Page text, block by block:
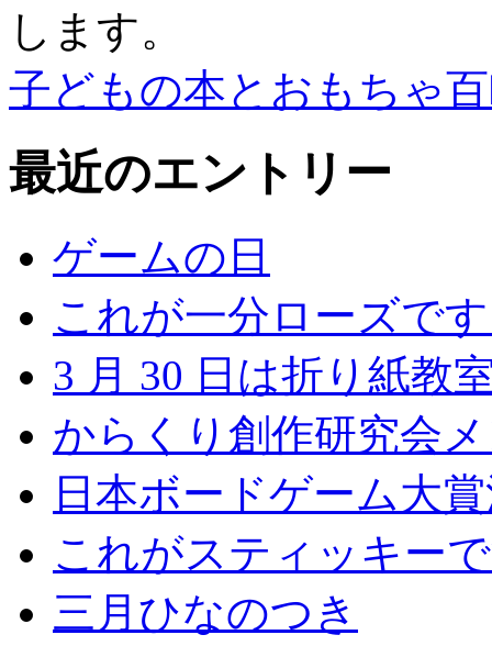
します。
子どもの本とおもちゃ
最近のエントリー
ゲームの日
これが一分ローズで
3 月 30 日は折り紙教
からくり創作研究会
日本ボードゲーム大
これがスティッキー
三月ひなのつき